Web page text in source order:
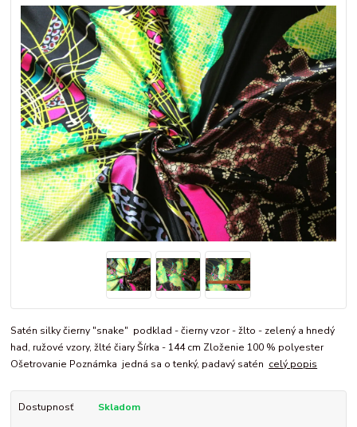
Satén silky čierny "snake" podklad - čierny vzor - žlto - zelený a hnedý
had, ružové vzory, žlté čiary Šírka - 144 cm Zloženie 100 % polyester
Ošetrovanie Poznámka jedná sa o tenký, padavý satén celý popis
Dostupnosť Skladom